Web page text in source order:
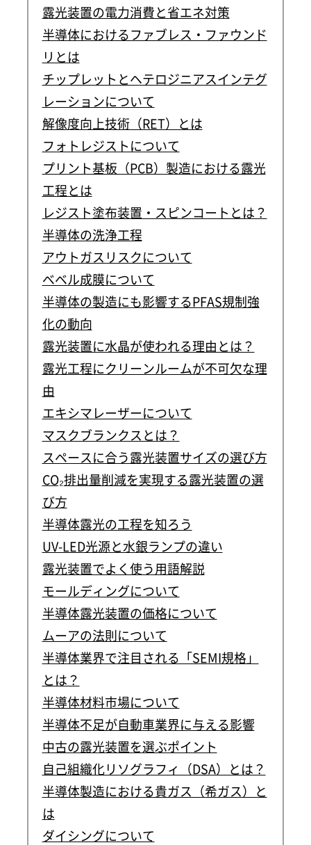
露光装置の電力消費と省エネ対策
半導体におけるファブレス・ファウンド
リとは
チップレットとヘテロジニアスインテグ
レーションについて
解像度向上技術（RET）とは
フォトレジストについて
プリント基板（PCB）製造における露光
工程とは
レジスト塗布装置・スピンコートとは？
半導体の洗浄工程
アウトガスリスクについて
ベベル成膜について
半導体の製造にも影響するPFAS規制強
化の動向
露光装置に水晶が使われる理由とは？
露光工程にクリーンルームが不可欠な理
由
エキシマレーザーについて
マスクブランクスとは？
スペースに合う露光装置サイズの選び方
CO₂排出量削減を実現する露光装置の選
び方
半導体露光の工程を知ろう
UV-LED光源と水銀ランプの違い
露光装置でよく使う用語解説
モールディングについて
半導体露光装置の価格について
ムーアの法則について
半導体業界で注目される「SEMI規格」
とは？
半導体材料市場について
半導体不足が自動車業界に与える影響
中古の露光装置を選ぶポイント
自己組織化リソグラフィ（DSA）とは？
半導体製造における貴ガス（希ガス）と
は
ダイシングについて